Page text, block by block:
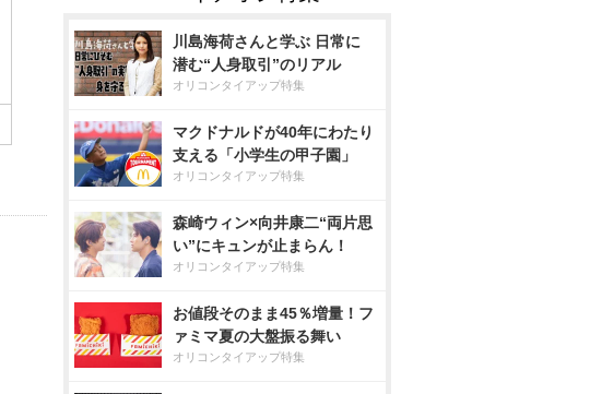
川島海荷さんと学ぶ 日常に
潜む“人身取引”のリアル
オリコンタイアップ特集
マクドナルドが40年にわたり
支える「小学生の甲子園」
オリコンタイアップ特集
森崎ウィン×向井康二“両片思
い”にキュンが止まらん！
オリコンタイアップ特集
お値段そのまま45％増量！フ
ァミマ夏の大盤振る舞い
オリコンタイアップ特集